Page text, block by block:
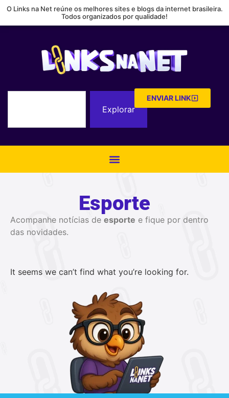
O Links na Net reúne os melhores sites e blogs da internet brasileira.
Todos organizados por qualidade!
Explorar
ENVIAR LINK
Esporte
Acompanhe notícias de esporte e fique por dentro
das novidades.
It seems we can’t find what you’re looking for.